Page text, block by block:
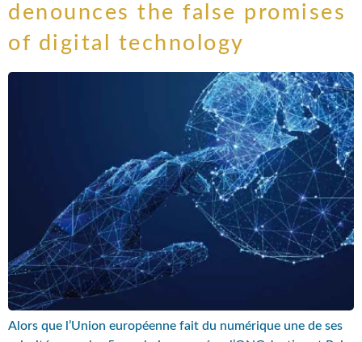
denounces the false promises
of digital technology
Alors que l’Union européenne fait du numérique une de ses